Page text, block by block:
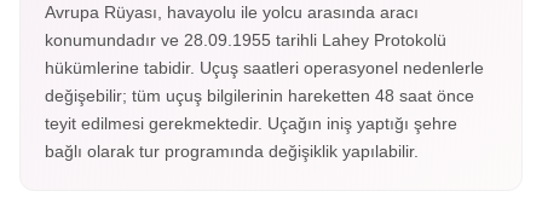
Avrupa Rüyası, havayolu ile yolcu arasında aracı
konumundadır ve 28.09.1955 tarihli Lahey Protokolü
hükümlerine tabidir. Uçuş saatleri operasyonel nedenlerle
değişebilir; tüm uçuş bilgilerinin hareketten 48 saat önce
teyit edilmesi gerekmektedir. Uçağın iniş yaptığı şehre
bağlı olarak tur programında değişiklik yapılabilir.